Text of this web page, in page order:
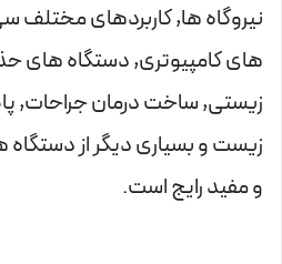
نیروگاه ها, کاربردهای
های کامپیوتری, دستگاه
زیستی, ساخت درمان جراحات,
زیست و بسیاری دیگر از دستگاه
و مفید رایج است.